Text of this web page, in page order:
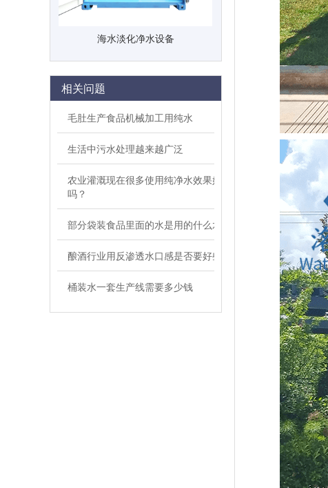
海水淡化净水设备
相关问题
毛肚生产食品机械加工用纯水
生活中污水处理越来越广泛
农业灌溉现在很多使用纯净水效果好
吗？
部分袋装食品里面的水是用的什么水
酿酒行业用反渗透水口感是否要好些
桶装水一套生产线需要多少钱